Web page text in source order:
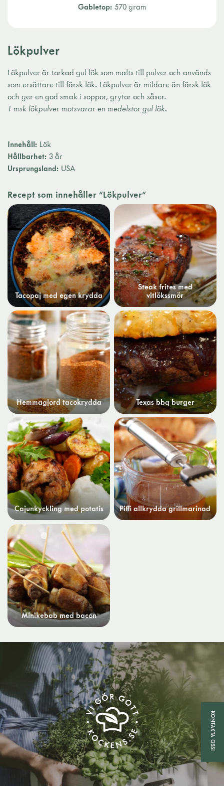
Gabletop: 570 gram
Lökpulver
Lökpulver är torkad gul lök som malts till pulver och används
som ersättare till färsk lök. Lökpulver är mildare än färsk lök
och ger en god smak i soppor, grytor och såser.
1 msk lökpulver motsvarar en medelstor gul lök.
Innehåll: Lök
Hållbarhet: 3 år
Ursprungsland: USA
Recept som innehåller "Lökpulver"
Tacopaj med egen krydda
Steak frites med
vitlökssmör
Hemmagjord tacokrydda Texas bbq burger
Cajunkyckling med potatis Piffi allkrydda grillmarinad
Minikebab med bacon
KONTAKTA OSS!